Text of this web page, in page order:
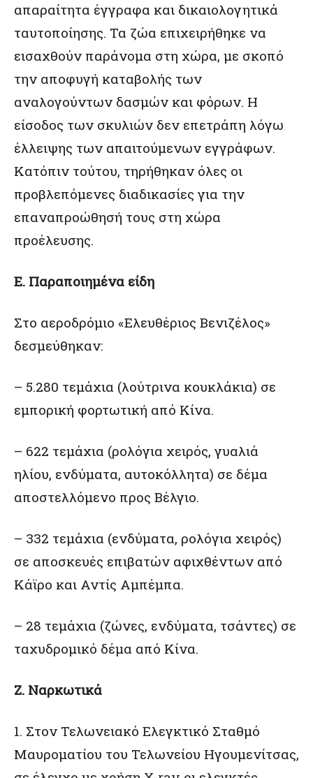
απαραίτητα έγγραφα και δικαιολογητικά
ταυτοποίησης. Τα ζώα επιχειρήθηκε να
εισαχθούν παράνομα στη χώρα, με σκοπό
την αποφυγή καταβολής των
αναλογούντων δασμών και φόρων. Η
είσοδος των σκυλιών δεν επετράπη λόγω
έλλειψης των απαιτούμενων εγγράφων.
Κατόπιν τούτου, τηρήθηκαν όλες οι
προβλεπόμενες διαδικασίες για την
επαναπροώθησή τους στη χώρα
προέλευσης.
Ε. Παραποιημένα είδη
Στο αεροδρόμιο «Ελευθέριος Βενιζέλος»
δεσμεύθηκαν:
– 5.280 τεμάχια (λούτρινα κουκλάκια) σε
εμπορική φορτωτική από Κίνα.
– 622 τεμάχια (ρολόγια χειρός, γυαλιά
ηλίου, ενδύματα, αυτοκόλλητα) σε δέμα
αποστελλόμενο προς Βέλγιο.
– 332 τεμάχια (ενδύματα, ρολόγια χειρός)
σε αποσκευές επιβατών αφιχθέντων από
Κάϊρο και Αντίς Αμπέμπα.
– 28 τεμάχια (ζώνες, ενδύματα, τσάντες) σε
ταχυδρομικό δέμα από Κίνα.
Ζ. Ναρκωτικά
1. Στον Τελωνειακό Ελεγκτικό Σταθμό
Μαυροματίου του Τελωνείου Ηγουμενίτσας,